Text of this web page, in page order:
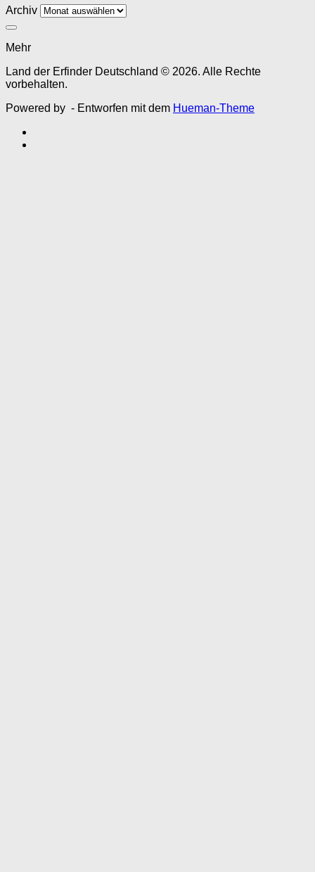
Archiv
Mehr
Land der Erfinder Deutschland © 2026. Alle Rechte
vorbehalten.
Powered by - Entworfen mit dem Hueman-Theme